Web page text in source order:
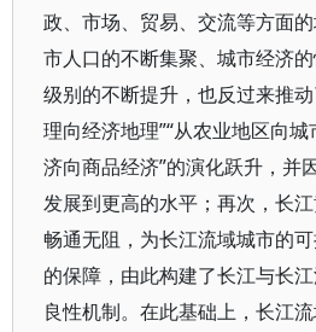
政、市场、贸易、交流等方面
市人口的不断集聚、城市经济
级别的不断提升，也反过来推
理向经济地理”“从农业地区向城
济向商品经济”的演化跃升，并
发展到更高的水平；再次，长
畅通无阻，为长江流域城市的
的保障，由此构建了长江与长
良性机制。在此基础上，长江